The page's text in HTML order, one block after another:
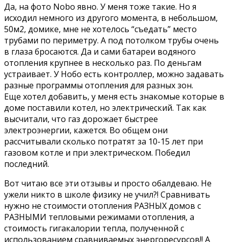
Да, на фото Nobo явно. У меня тоже такие. Но я
исходил немного из другого момента, в небольшом,
50м2, домике, мне не хотелось “съедать” место
трубами по периметру. А под потолком трубы очень
в глаза бросаются. Да и сами батареи водяного
отопления крупнее в несколько раз. По деньгам
устраивает. У Нобо есть контроллер, можно задавать
разные программы отопления для разных зон.
Еще хотел добавить, у меня есть знакомые которые в
доме поставили котел, но электрический. Так как
высчитали, что газ дорожает быстрее
электроэнергии, кажется. Во общем они
рассчитывали сколько потратят за 10-15 лет при
газовом котле и при электрическом. Победил
последний.
Вот читаю все эти отзывы и просто обалдеваю. Не
ужели никто в школе физику не учил?! Сравнивать
нужно не стоимости отопления РАЗНЫХ домов с
РАЗНЫМИ тепловыми режимами отопления, а
стоимость гигакалории тепла, полученной с
использованием сравниваемых энергоресурсов!! А